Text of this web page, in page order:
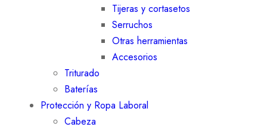
Tijeras y cortasetos
Serruchos
Otras herramientas
Accesorios
Triturado
Baterías
Protección y Ropa Laboral
Cabeza